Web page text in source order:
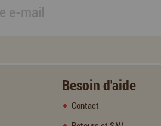
Besoin d'aide
Contact